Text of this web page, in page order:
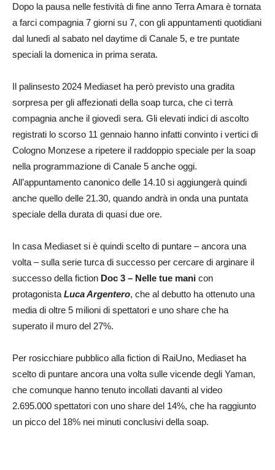
Dopo la pausa nelle festività di fine anno Terra Amara è tornata
a farci compagnia 7 giorni su 7, con gli appuntamenti quotidiani
dal lunedì al sabato nel daytime di Canale 5, e tre puntate
speciali la domenica in prima serata.
Il palinsesto 2024 Mediaset ha però previsto una gradita
sorpresa per gli affezionati della soap turca, che ci terrà
compagnia anche il giovedì sera. Gli elevati indici di ascolto
registrati lo scorso 11 gennaio hanno infatti convinto i vertici di
Cologno Monzese a ripetere il raddoppio speciale per la soap
nella programmazione di Canale 5 anche oggi.
All’appuntamento canonico delle 14.10 si aggiungerà quindi
anche quello delle 21.30, quando andrà in onda una puntata
speciale della durata di quasi due ore.
In casa Mediaset si è quindi scelto di puntare – ancora una
volta – sulla serie turca di successo per cercare di arginare il
successo della fiction Doc 3 – Nelle tue mani con
protagonista Luca Argentero, che al debutto ha ottenuto una
media di oltre 5 milioni di spettatori e uno share che ha
superato il muro del 27%.
Per rosicchiare pubblico alla fiction di RaiUno, Mediaset ha
scelto di puntare ancora una volta sulle vicende degli Yaman,
che comunque hanno tenuto incollati davanti al video
2.695.000 spettatori con uno share del 14%, che ha raggiunto
un picco del 18% nei minuti conclusivi della soap.